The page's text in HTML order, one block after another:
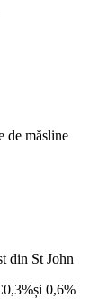
de măsline
din St John
0,6%